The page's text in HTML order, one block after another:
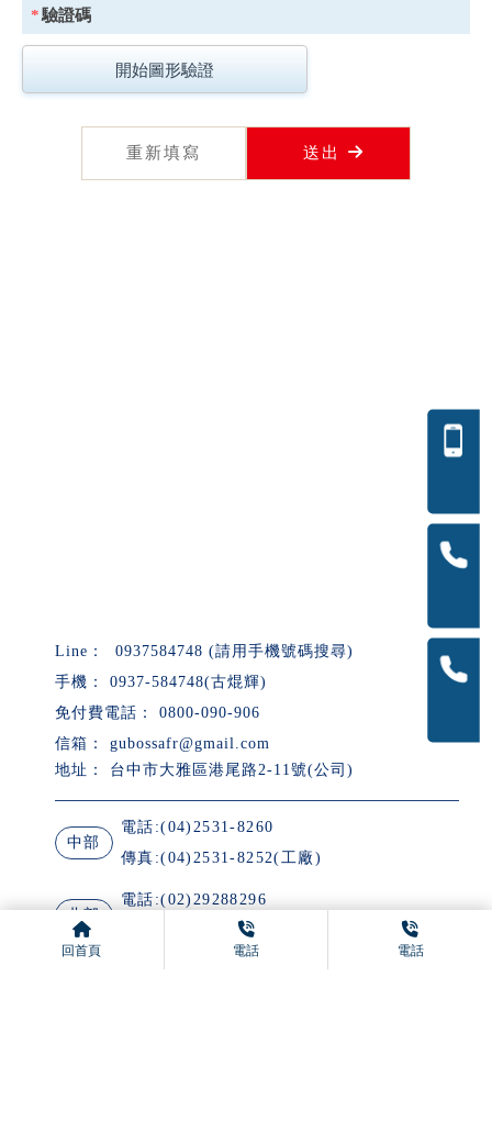
*驗證碼
開始圖形驗證
回首頁 電話 電話
gubossafr@gmail.com
台中市大雅區港尾路2-11號(公司)
中部
電話:(04)2531-8260
傳真:(04)2531-8252(工廠)
北部
電話:(02)29288296
電話:(03)3166019
電話:(07)3972846